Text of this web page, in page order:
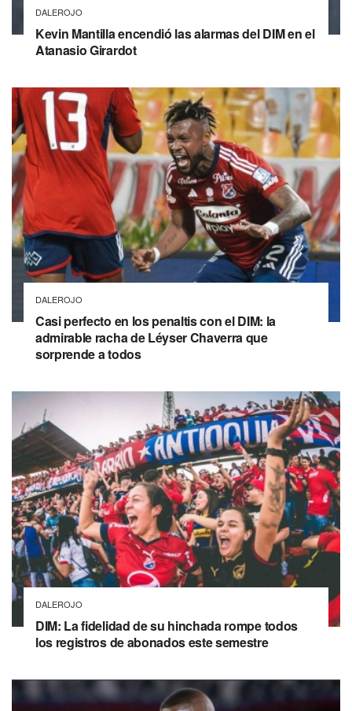
DALEROJO
Kevin Mantilla encendió las alarmas del DIM en el
Atanasio Girardot
DALEROJO
Casi perfecto en los penaltis con el DIM: la
admirable racha de Léyser Chaverra que
sorprende a todos
DALEROJO
DIM: La fidelidad de su hinchada rompe todos
los registros de abonados este semestre